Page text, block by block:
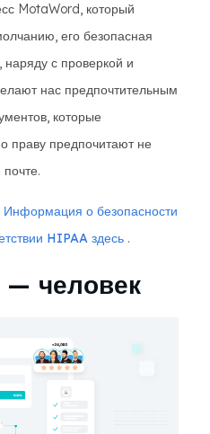
MotaWord, который
его безопасная
с проверкой и
нас предпочтительным
которые
праву предпочитают не
Информация о безопасности
HIPAA здесь .
человек